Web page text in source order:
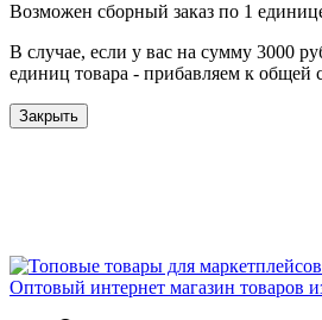
Возможен сборный заказ по 1
В случае, если у вас на сумму 3000
единиц товара - прибавляем к общей
Закрыть